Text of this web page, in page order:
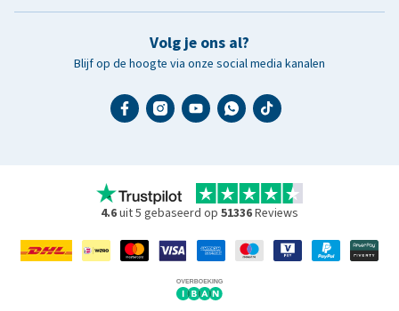
Volg je ons al?
Blijf op de hoogte via onze social media kanalen
4.6uit 5 gebaseerd op 51336Reviews